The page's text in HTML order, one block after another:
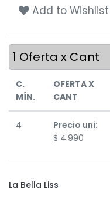
Add to Wishlist
1 Oferta x Cant
C.
MÍN.
OFERTA X
CANT
4
Precio uni:
$ 4.990
La Bella Liss